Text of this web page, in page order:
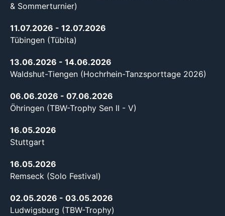
& Sommerturnier)
11.07.2026 - 12.07.2026
Tübingen (Tübita)
13.06.2026 - 14.06.2026
Waldshut-Tiengen (Hochrhein-Tanzsporttage 2026)
06.06.2026 - 07.06.2026
Öhringen (TBW-Trophy Sen II - V)
16.05.2026
Stuttgart
16.05.2026
Remseck (Solo Festival)
02.05.2026 - 03.05.2026
Ludwigsburg (TBW-Trophy)